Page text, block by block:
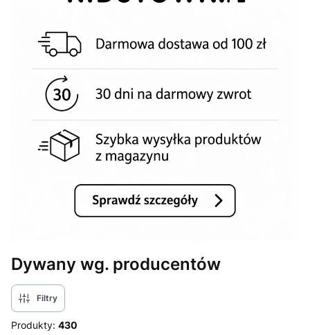
Dywany wg. producentów
Filtry
Produkty: 430